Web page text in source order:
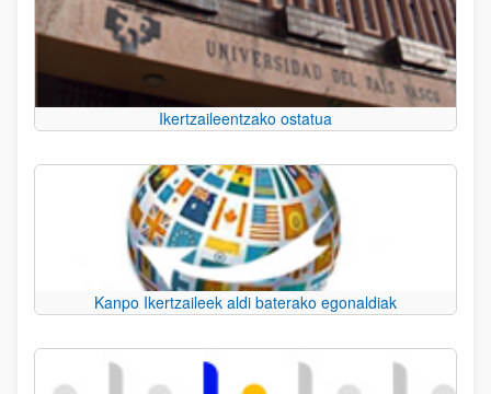
Ikertzaileentzako ostatua
Kanpo Ikertzaileek aldi baterako egonaldiak